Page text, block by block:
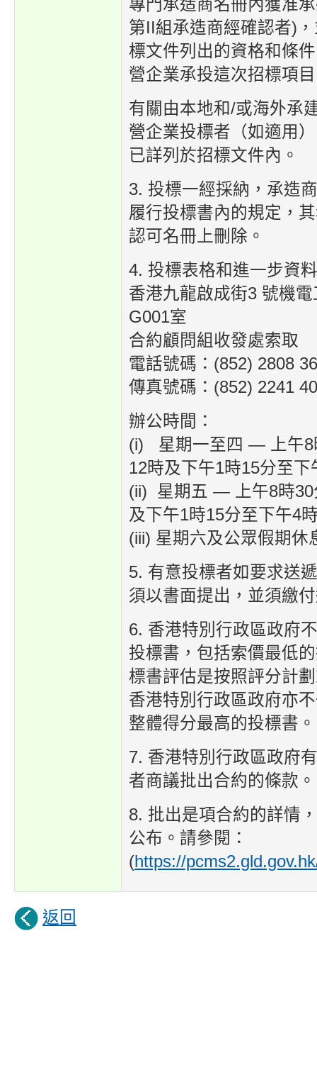
專門承造商名冊內獲准
第II組承造商經確認者)
標文件列出的資格和條
營企業承投這次招標項
有關由本地和/或海外承
營企業投標者（如適用
已詳列於招標文件內。
3. 投標一經採納，承造
履行投標書內的規定，
認可名冊上刪除。
4. 投標表格和進一步資
香港九龍啟成街3 號機
G001室
合約顧問組收發處索取
電話號碼：(852) 2808
傳真號碼：(852) 2241
辦公時間：
(i) 星期一至四 — 上午8
12時及下午1時15分至下
(ii) 星期五 — 上午8時30
及下午1時15分至下午4
(iii) 星期六及公眾假期休
5. 有意投標者如要求送
須以書面提出，並須繳
6. 香港特別行政區政府
投標書，包括索價最低
標書評估是按照評分計
香港特別行政區政府亦
整體得分最高的投標書。
7. 香港特別行政區政府
者商議批出合約的條款。
8. 批出是項合約的詳情
公布。請參閱：
(https://
返回